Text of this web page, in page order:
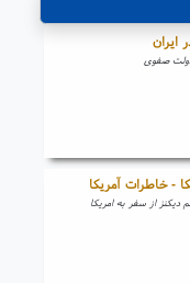
ایران
دولت صفوی
- خاطرات آمریکا
دیکنز از سفر به امریکا